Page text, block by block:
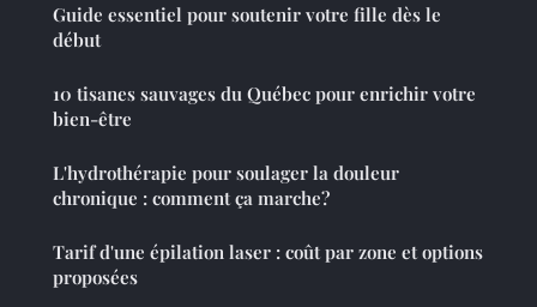
Guide essentiel pour soutenir votre fille dès le
début
10 tisanes sauvages du Québec pour enrichir votre
bien-être
L'hydrothérapie pour soulager la douleur
chronique : comment ça marche?
Tarif d'une épilation laser : coût par zone et options
proposées